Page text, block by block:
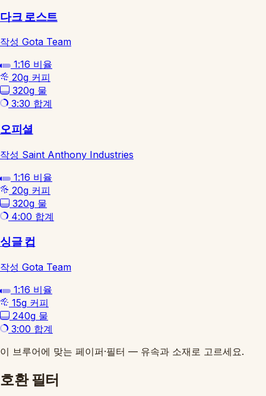
다크 로스트
작성 Gota Team
1:16 비율
20g 커피
320g 물
3:30 합계
오피셜
작성 Saint Anthony Industries
1:16 비율
20g 커피
320g 물
4:00 합계
싱글 컵
작성 Gota Team
1:16 비율
15g 커피
240g 물
3:00 합계
이 브루어에 맞는 페이퍼·필터 — 유속과 소재로 고르세요.
호환 필터